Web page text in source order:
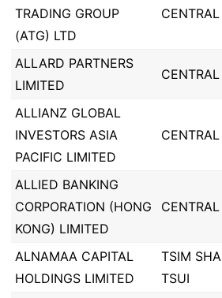
TRADING GROUP
(ATG) LTD
CENTRAL
ALLARD PARTNERS
LIMITED
CENTRAL
ALLIANZ GLOBAL
INVESTORS ASIA
PACIFIC LIMITED
CENTRAL
ALLIED BANKING
CORPORATION (HONG
KONG) LIMITED
CENTRAL
ALNAMAA CAPITAL
HOLDINGS LIMITED
TSIM SHA
TSUI